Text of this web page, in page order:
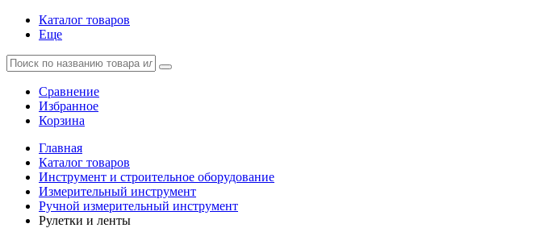
Каталог товаров
Еще
Сравнение
Избранное
Корзина
Главная
Каталог товаров
Инструмент и строительное оборудование
Измерительный инструмент
Ручной измерительный инструмент
Рулетки и ленты